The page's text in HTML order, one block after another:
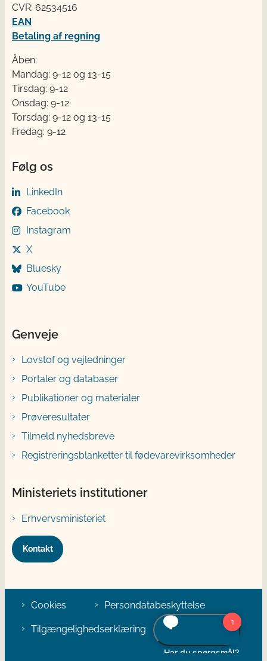
CVR: 62534516
EAN
Betaling af regning
Åben:
Mandag: 9-12 og 13-15
Tirsdag: 9-12
Onsdag: 9-12
Torsdag: 9-12 og 13-15
Fredag: 9-12
Følg os
LinkedIn
Facebook
Instagram
X
Bluesky
YouTube
Genveje
Lovstof og vejledninger
Portaler og databaser
Publikationer og materialer
Prøveresultater
Tilmeld nyhedsbreve
Registreringsblanketter til fødevarevirksomheder
Ministeriets institutioner
Erhvervsministeriet
Kontakt
Cookies Persondatabeskyttelse
Tilgængelighedserklæring